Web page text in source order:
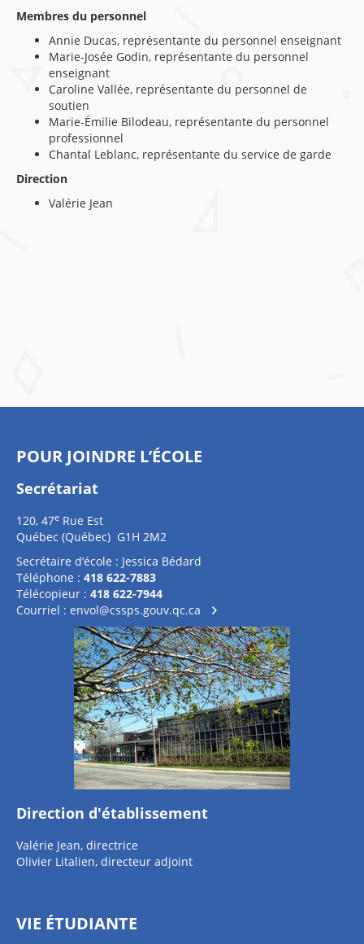
Membres du personnel
Annie Ducas, représentante du personnel enseignant
Marie-Josée Godin, représentante du personnel
enseignant
Caroline Vallée, représentante du personnel de
soutien
Marie-Émilie Bilodeau, représentante du personnel
professionnel
Chantal Leblanc, représentante du service de garde
Direction
Valérie Jean
POUR JOINDRE L’ÉCOLE
Secrétariat
120, 47e Rue Est
Québec (Québec) G1H 2M2
Secrétaire d’école : Jessica Bédard
Téléphone : 418 622-7883
Télécopieur : 418 622-7944
Courriel : envol@cssps.gouv.qc.ca
Direction d'établissement
Valérie Jean, directrice
Olivier Litalien, directeur adjoint
VIE ÉTUDIANTE